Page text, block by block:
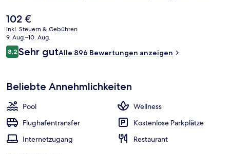
Außenpool, eine Bar/Lounge und ein Tennisplatz im Freien gehören
zu den weiteren Highlights. Andere Reisende lieben das hilfsbereite
Personal.
Der
aktuelle
Preis
beträgt
102 €.
102 €
inkl. Steuern & Gebühren
9. Aug.–10. Aug.
Bewertungen
8,28,2 von 10.
Sehr gutAlle 896 Bewertungen anzeigen
Beliebte Annehmlichkeiten
Pool
Wellness
Flughafentransfer
Kostenlose Parkplätze
Internetzugang
Restaurant